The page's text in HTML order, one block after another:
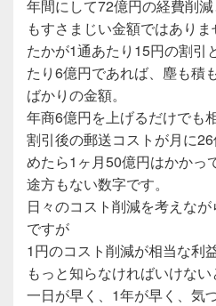
年間にして72億円の経費削
もすさまじい金額ではありま
たかが1通あたり15円の割引
たり6億円であれば、塵も積
ばかりの金額。
年商6億円を上げるだけでも
割引後の郵送コストが月に
めたら1ヶ月50億円はかかっ
途方もない数字です。
日々のコスト削減を考えな
ですが
1円のコスト削減が相当な利
もっと知らなければいけな
一日が早く、1年が早く、気